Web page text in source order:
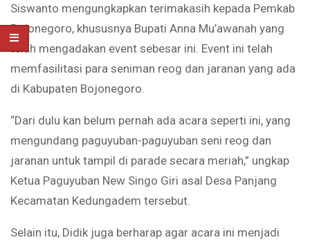
Siswanto mengungkapkan terimakasih kepada Pemkab
Bojonegoro, khususnya Bupati Anna Mu’awanah yang
telah mengadakan event sebesar ini. Event ini telah
memfasilitasi para seniman reog dan jaranan yang ada
di Kabupaten Bojonegoro.
“Dari dulu kan belum pernah ada acara seperti ini, yang
mengundang paguyuban-paguyuban seni reog dan
jaranan untuk tampil di parade secara meriah,” ungkap
Ketua Paguyuban New Singo Giri asal Desa Panjang
Kecamatan Kedungadem tersebut.
Selain itu, Didik juga berharap agar acara ini menjadi